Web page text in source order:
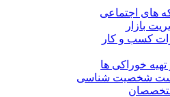
های اجتماعی
بازار
کسب و کار
خوراکی ها
شخصیت شناسی